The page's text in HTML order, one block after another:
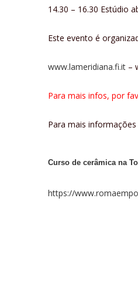
14.30 – 16.30 Estúdio
Este evento é
www.lameridiana.fi.it –
Para mais infos, por
Para mais
Curso de cerâmica na
https://